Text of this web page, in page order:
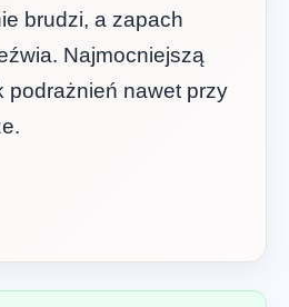
brudzi, a zapach
Najmocniejszą
podrażnień nawet przy